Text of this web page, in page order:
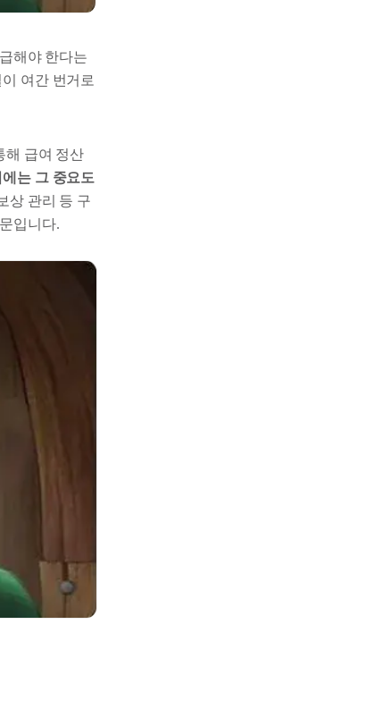
해야 한다는
여간 번거로
해 급여 정산
는 그 중요도
상 관리 등 구
입니다.